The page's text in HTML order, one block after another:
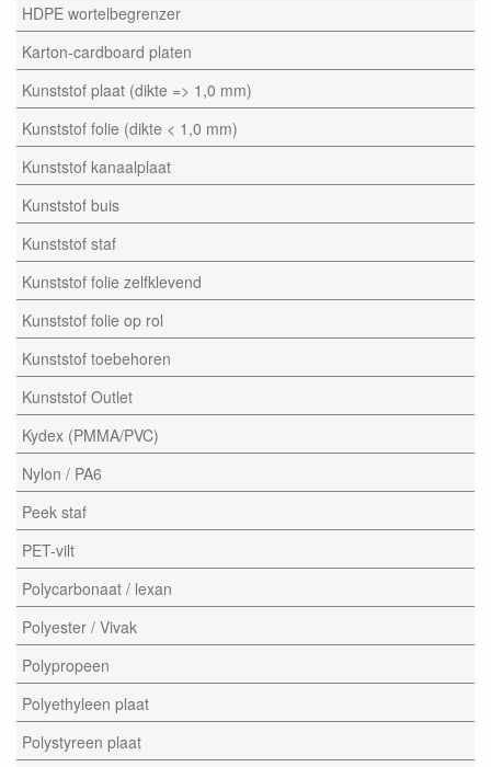
HDPE wortelbegrenzer
Karton-cardboard platen
Kunststof plaat (dikte => 1,0 mm)
Kunststof folie (dikte < 1,0 mm)
Kunststof kanaalplaat
Kunststof buis
Kunststof staf
Kunststof folie zelfklevend
Kunststof folie op rol
Kunststof toebehoren
Kunststof Outlet
Kydex (PMMA/PVC)
Nylon / PA6
Peek staf
PET-vilt
Polycarbonaat / lexan
Polyester / Vivak
Polypropeen
Polyethyleen plaat
Polystyreen plaat